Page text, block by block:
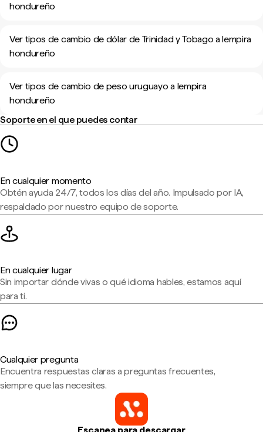
hondureño
Ver tipos de cambio de dólar de Trinidad y Tobago a lempira
hondureño
Ver tipos de cambio de peso uruguayo a lempira
hondureño
Soporte en el que puedes contar
En cualquier momento
Obtén ayuda 24/7, todos los días del año. Impulsado por IA,
respaldado por nuestro equipo de soporte.
En cualquier lugar
Sin importar dónde vivas o qué idioma hables, estamos aquí
para ti.
Cualquier pregunta
Encuentra respuestas claras a preguntas frecuentes,
siempre que las necesites.